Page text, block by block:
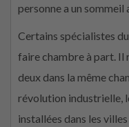
personne a un sommeil
Certains spécialistes
faire chambre à part. Il
deux dans la même
révolution industrielle,
installées dans les